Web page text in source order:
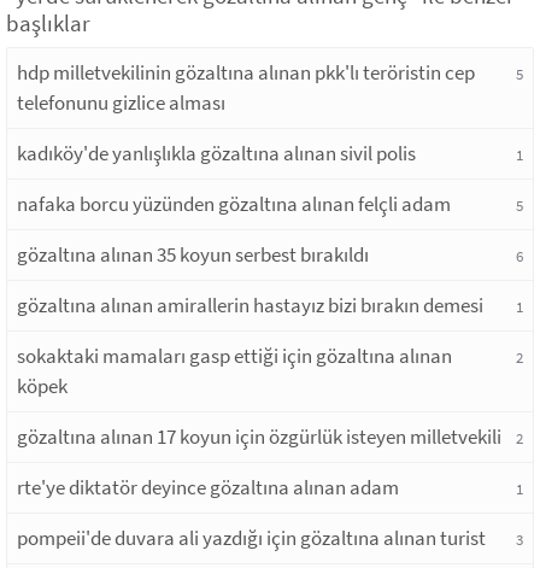
başlıklar
hdp milletvekilinin gözaltına alınan pkk'lı teröristin cep
telefonunu gizlice alması
5
kadıköy'de yanlışlıkla gözaltına alınan sivil polis 1
nafaka borcu yüzünden gözaltına alınan felçli adam 5
gözaltına alınan 35 koyun serbest bırakıldı 6
gözaltına alınan amirallerin hastayız bizi bırakın demesi 1
sokaktaki mamaları gasp ettiği için gözaltına alınan
köpek
2
gözaltına alınan 17 koyun için özgürlük isteyen milletvekili 2
rte'ye diktatör deyince gözaltına alınan adam 1
pompeii'de duvara ali yazdığı için gözaltına alınan turist 3